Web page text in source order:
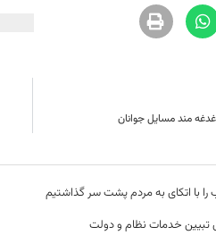
مند مسایل جوانان
با اتکای به مردم پشت سر گذاشتیم
تبیین خدمات نظام و دولت